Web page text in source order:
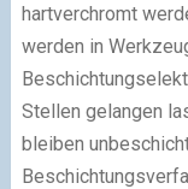
hartverchromt
werden in
Stellen gelangen
bleiben